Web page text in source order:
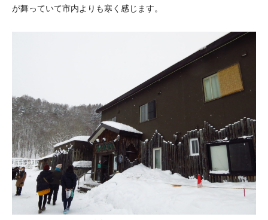
が舞っていて市内よりも寒く感じます。